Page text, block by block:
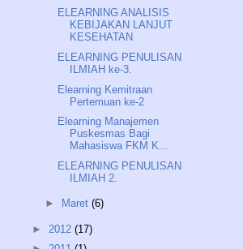
ELEARNING ANALISIS
KEBIJAKAN LANJUT
KESEHATAN
ELEARNING PENULISAN
ILMIAH ke-3.
Elearning Kemitraan
Pertemuan ke-2
Elearning Manajemen
Puskesmas Bagi
Mahasiswa FKM K...
ELEARNING PENULISAN
ILMIAH 2.
► Maret (6)
► 2012 (17)